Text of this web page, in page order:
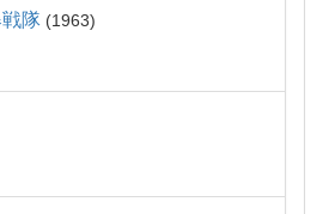
隊 1963